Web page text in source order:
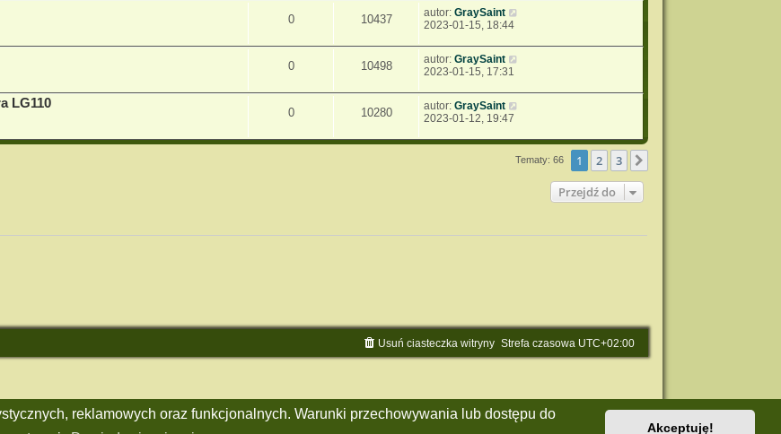
reklamowych oraz funkcjonalnych. Warunki przechowywania lub dostępu do
Akceptuję!
0 10437 autor:GraySaint
2023-01-15, 18:44
0 10498 autor:GraySaint
2023-01-15, 17:31
LG110
0 10280 autor:GraySaint
2023-01-12, 19:47
Tematy: 66 1 2 3
Przejdź do
Strefa czasowa UTC+02:00
Usuń ciasteczka witryny